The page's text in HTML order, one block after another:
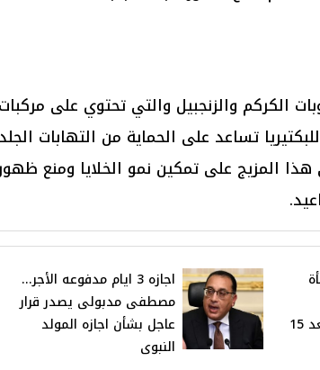
الكركم والزنجبيل والتي تحتوي على مركبات
تساعد على الحماية من التهابات الجلد
المزيج على تمكين نمو الخلايا ومنع
تخفيف أحمال الكهرباء بعد 15
اجازه 3 ايام مدفوعه الأجر...
مصطفى مدبولى يصدر قرار
عاجل بشأن اجازه المولد
النبوى